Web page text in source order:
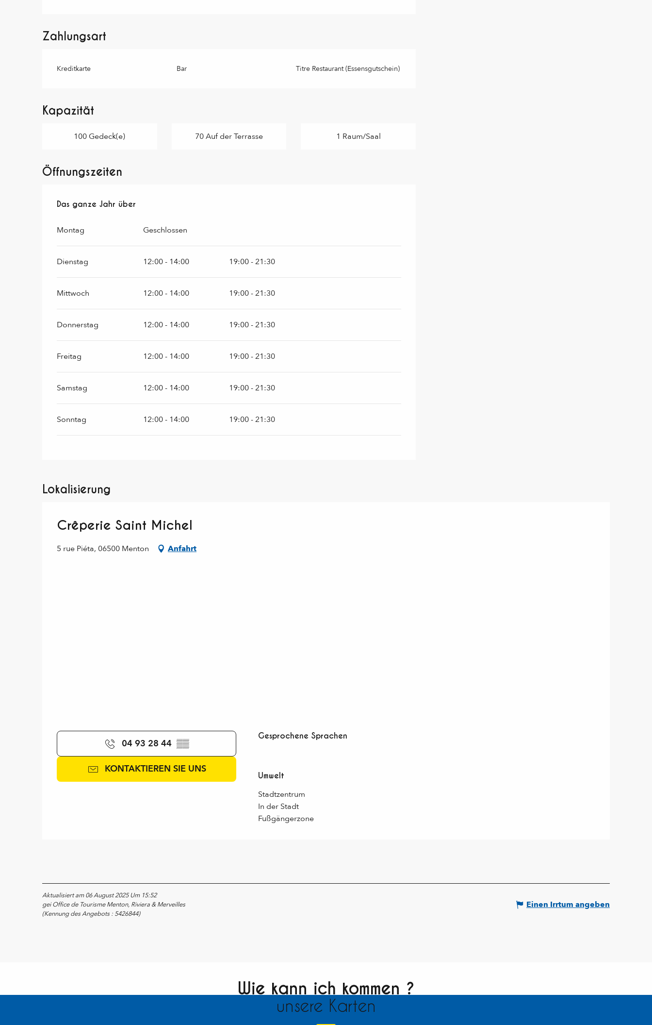
Zahlungsart
Kreditkarte Bar Titre Restaurant (Essensgutschein)
Kapazität
100 Gedeck(e) 70 Auf der Terrasse 1 Raum/Saal
Öffnungszeiten
Das ganze Jahr über
Das ganze Jahr über
Montag Geschlossen
Dienstag 12:00 - 14:00 19:00 - 21:30
Mittwoch 12:00 - 14:00 19:00 - 21:30
Donnerstag 12:00 - 14:00 19:00 - 21:30
Freitag 12:00 - 14:00 19:00 - 21:30
Samstag 12:00 - 14:00 19:00 - 21:30
Sonntag 12:00 - 14:00 19:00 - 21:30
Lokalisierung
Crêperie Saint Michel
5 rue Piéta, 06500 Menton Anfahrt
04 93 28 44 ▒▒
KONTAKTIEREN SIE UNS
Gesprochene Sprachen
Gesprochene Sprachen
Umwelt
Umwelt
Stadtzentrum
In der Stadt
Fußgängerzone
Aktualisiert am 06 August 2025 Um 15:52
gei Office de Tourisme Menton, Riviera & Merveilles
(Kennung des Angebots : 5426844)
Einen Irrtum angeben
Wie kann ich kommen ?
unsere Karten